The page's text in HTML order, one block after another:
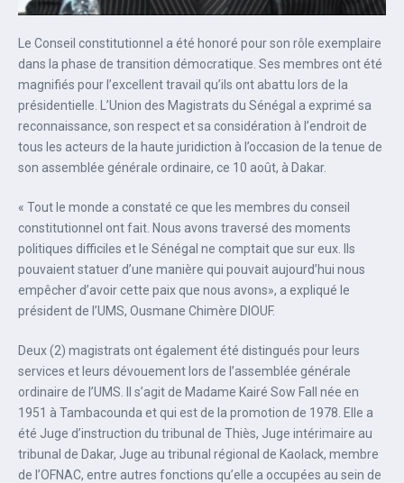
Le Conseil constitutionnel a été honoré pour son rôle exemplaire
dans la phase de transition démocratique. Ses membres ont été
magnifiés pour l’excellent travail qu’ils ont abattu lors de la
présidentielle. L’Union des Magistrats du Sénégal a exprimé sa
reconnaissance, son respect et sa considération à l’endroit de
tous les acteurs de la haute juridiction à l’occasion de la tenue de
son assemblée générale ordinaire, ce 10 août, à Dakar.
« Tout le monde a constaté ce que les membres du conseil
constitutionnel ont fait. Nous avons traversé des moments
politiques difficiles et le Sénégal ne comptait que sur eux. Ils
pouvaient statuer d’une manière qui pouvait aujourd’hui nous
empêcher d’avoir cette paix que nous avons», a expliqué le
président de l’UMS, Ousmane Chimère DIOUF.
Deux (2) magistrats ont également été distingués pour leurs
services et leurs dévouement lors de l’assemblée générale
ordinaire de l’UMS. Il s’agit de Madame Kairé Sow Fall née en
1951 à Tambacounda et qui est de la promotion de 1978. Elle a
été Juge d’instruction du tribunal de Thiès, Juge intérimaire au
tribunal de Dakar, Juge au tribunal régional de Kaolack, membre
de l’OFNAC, entre autres fonctions qu’elle a occupées au sein de